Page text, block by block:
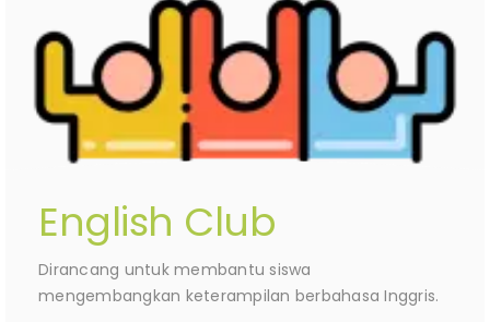
English Club
Dirancang untuk membantu siswa
mengembangkan keterampilan berbahasa Inggris.